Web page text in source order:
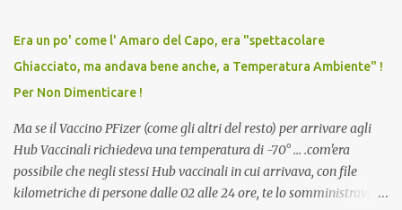
vaccino usato per minacciare i mezzi di sussistenza, il lavoro o la
scuola. Non avevamo mai visto un vaccino che permettesse a un
dodicenne di ignorare il consenso dei genitori. Dopo tutti i vaccini
che abbiamo elencato sopra...
Era un po' come l' Amaro del Capo, era "spettacolare
Ghiacciato, ma andava bene anche, a Temperatura Ambiente" !
Per Non Dimenticare !
Ma se il Vaccino PFizer (come gli altri del resto) per arrivare agli
Hub Vaccinali richiedeva una temperatura di -70° ... .com'era
possibile che negli stessi Hub vaccinali in cui arrivava, con file
kilometriche di persone dalle 02 alle 24 ore, te lo somministravano